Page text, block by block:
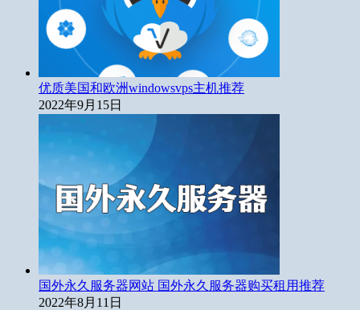
优质美国和欧洲windowsvps主机推荐
2022年9月15日
国外永久服务器网站 国外永久服务器购买租用推荐
2022年8月11日